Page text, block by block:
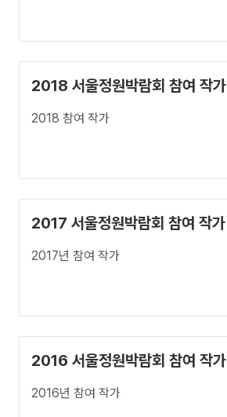
2018 서울정원박람회 참여 작가
2018 참여 작가
2017 서울정원박람회 참여 작가
2017년 참여 작가
2016 서울정원박람회 참여 작가
2016년 참여 작가